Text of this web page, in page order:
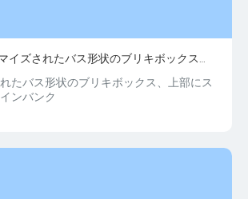
イズされたバス形状のブリキボックス、
付いたコインバンク
たバス形状のブリキボックス、上部にス
ンバンク